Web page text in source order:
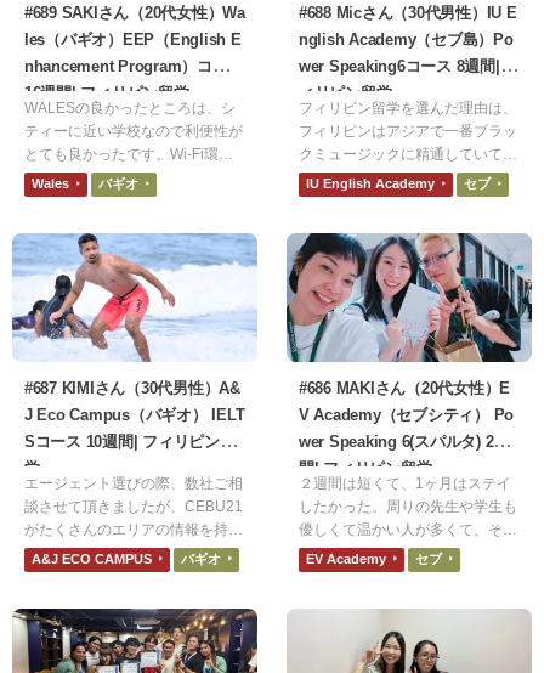
#689 SAKIさん（20代女性）Wa
les（バギオ）EEP（English E
nhancement Program）コース
16週間| フィリピン留学
WALESの良かったところは、シ
ティーに近い学校なので利便性が
とても良かったです。Wi-Fi環境
や食事もおいしくて不便なところ
なかったです。悪かったところ
ど、肉料理が油っぽいのと、スー
プがたまにソルティなことです。
Wales バギオ
#688 Micさん（30代男性）IU E
nglish Academy（セブ島）Po
wer Speaking6コース 8週間| フ
ィリピン留学
フィリピン留学を選んだ理由は、
フィリピンはアジアで一番ブラッ
クミュージックに精通していて、
国民のボーカルレベルがアジアト
ップクラスだからです。LAでの
として最適な環境だと思いまし
た。
IU English Academy セブ
#687 KIMIさん（30代男性）A&
J Eco Campus（バギオ） IELT
Sコース 10週間| フィリピン留
学
エージェント選びの際、数社ご相
談させて頂きましたが、CEBU21
がたくさんのエリアの情報を持た
れている印象でしたので利用させ
ていただきました。
A&J ECO CAMPUS バギオ
#686 MAKIさん（20代女性）E
V Academy（セブシティ） Po
wer Speaking 6(スパルタ) 2週
間| フィリピン留学
２週間は短くて、1ヶ月はステイ
したかった。周りの先生や学生も
優しくて温かい人が多くて、その
人たちとの出会いも嬉しかった。
最初は「恥ずかしがらないで、ミ
たが、他の生徒の英語を聞いてい
ると文法が正しくなくても堂々と
EV Academy セブ